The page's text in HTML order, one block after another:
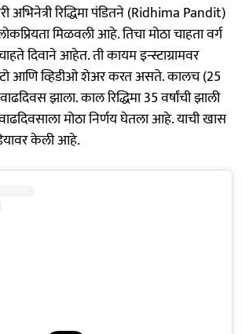
अभिनेत्री रिद्धिमा पंडितने (Ridhima Pandit)
मिळवली आहे. तिचा मोठा चाहता वर्ग
दिवाने आहेत. ती कायम इन्स्टाग्रामवर
आणि व्हिडीओ शेअर करत असते. कालच (25
झाला. काल रिद्धिमा 35 वर्षांची झाली
मोठा निर्णय घेतला आहे. याची खास
केली आहे.